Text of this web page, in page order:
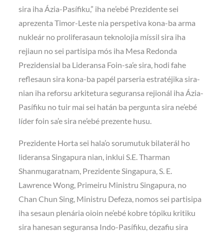
sira iha Ázia-Pasífiku,” iha ne’ebé Prezidente sei
aprezenta Timor-Leste nia perspetiva kona-ba arma
nukleár no proliferasaun teknolojia míssil sira iha
rejiaun no sei partisipa mós iha Mesa Redonda
Prezidensial ba Lideransa Foin-sa’e sira, hodi fahe
reflesaun sira kona-ba papél parseria estratéjika sira-
nian iha reforsu arkitetura seguransa rejionál iha Ázia-
Pasífiku no tuir mai sei hatán ba pergunta sira ne’ebé
líder foin sa’e sira ne’ebé prezente husu.
Prezidente Horta sei hala’o sorumutuk bilaterál ho
lideransa Singapura nian, inklui S.E. Tharman
Shanmugaratnam, Prezidente Singapura, S. E.
Lawrence Wong, Primeiru Ministru Singapura, no
Chan Chun Sing, Ministru Defeza, nomos sei partisipa
iha sesaun plenária oioin ne’ebé kobre tópiku kritiku
sira hanesan seguransa Indo-Pasífiku, dezafiu sira